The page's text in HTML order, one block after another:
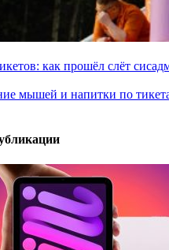
как прошёл слёт
мышей и напитки по